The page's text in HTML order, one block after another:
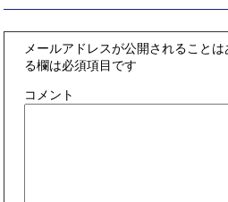
メールアドレスが公開されることは
る欄は必須項目です
コメント